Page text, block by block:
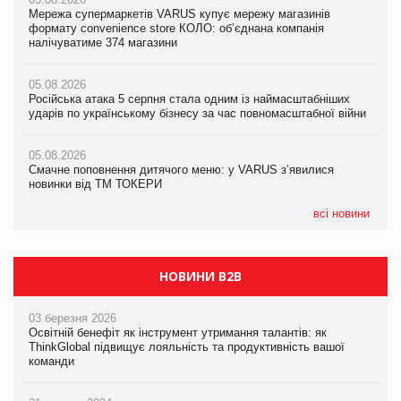
Мережа супермаркетів VARUS купує мережу магазинів
формату convenience store КОЛО: об’єднана компанія
налічуватиме 374 магазини
05.08.2026
Російська атака 5 серпня стала одним із наймасштабніших
ударів по українському бізнесу за час повномасштабної війни
05.08.2026
Смачне поповнення дитячого меню: у VARUS з’явилися
новинки від ТМ ТОКЕРИ
всі новини
05.08.2026
Смачне поповнення дитячого меню: у VARUS з’явилися
новинки від ТМ ТОКЕРИ
05.08.2026
Сергій Лісунов про заморожені хлібобулочні вироби на
PrivateLabel&FMCG Master 2026
04.08.2026
Через атаку РФ у Дніпрі пошкоджено склад шоколаду
Millennium
Adidas витратила понад $1 млрд на маркетинг за квартал
продуктів
НОВИНИ B2B
03 березня 2026
Освітній бенефіт як інструмент утримання талантів: як
ThinkGlobal підвищує лояльність та продуктивність вашої
команди